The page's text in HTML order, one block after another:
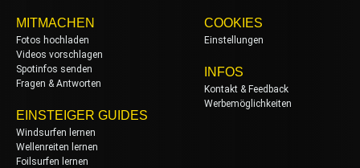
MITMACHEN
Fotos hochladen
Videos vorschlagen
Spotinfos senden
Fragen & Antworten
EINSTEIGER GUIDES
Windsurfen lernen
Wellenreiten lernen
Foilsurfen lernen
COOKIES
Einstellungen
INFOS
Kontakt & Feedback
Werbemöglichkeiten